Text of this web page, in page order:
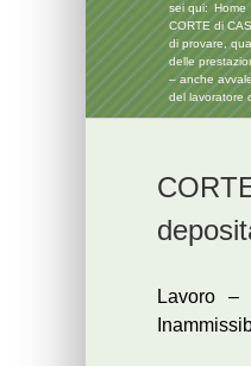
sei qui: Home
CORTE di
di provare,
delle
– anche
del lavoratore
Lavoro –